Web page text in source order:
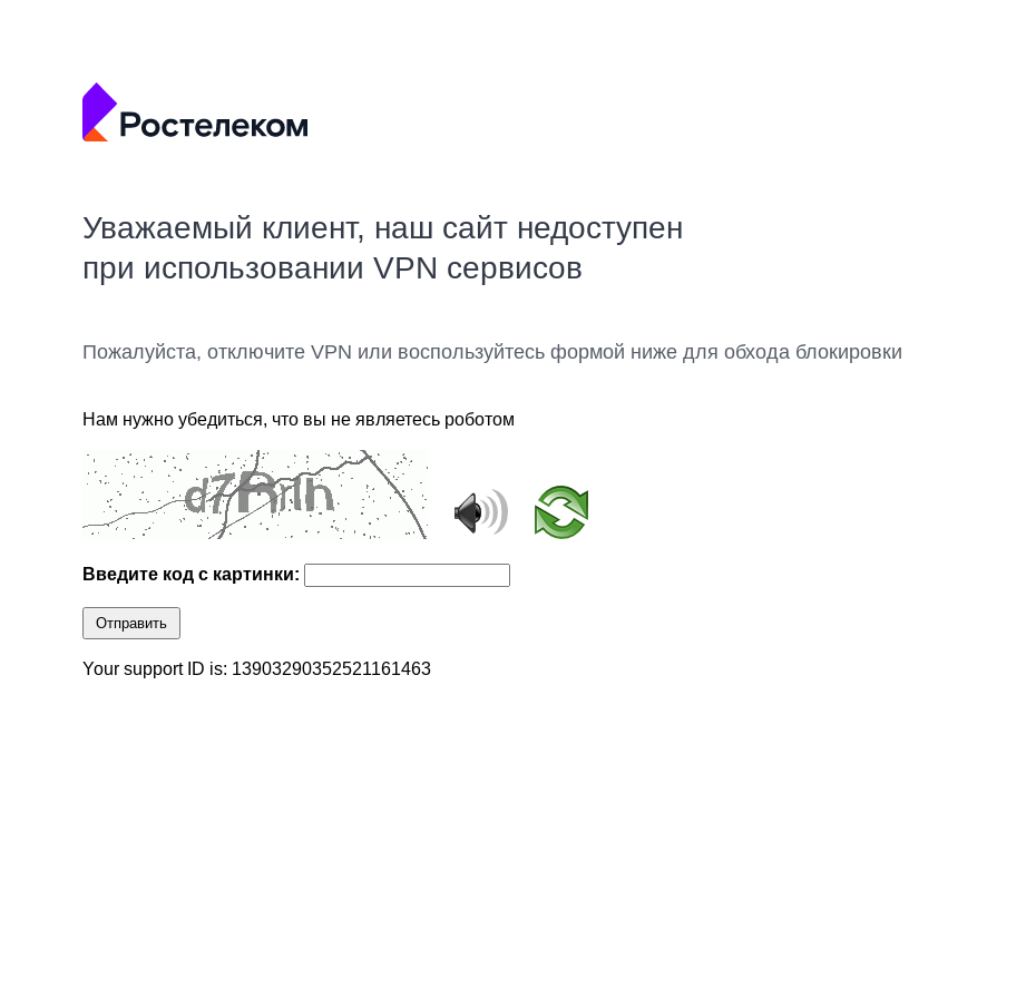
Уважаемый клиент, наш сайт недоступен
при использовании VPN сервисов
Пожалуйста, отключите VPN или воспользуйтесь формой ниже для обхода блокировки
Нам нужно убедиться, что вы не являетесь роботом
Введите код с картинки:
Отправить
Your support ID is: 13903290352521161463